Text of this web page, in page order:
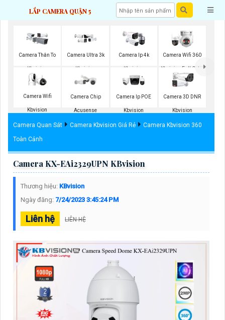
LẮP CAMERA QUẬN 5
Camera Thân To
Kbvision
Camera Ultra 3k
Kbvision
Camera Ip 4k
Kbvision
Camera Wifi 360
Kbvision Full Color
Camera Wifi
Kbvision
Camera Chip
Acusense
Camera Ip POE
Kbvision
Camera 3D DNR
Kbvision
Camera Quan Sát Camera Kbvision Giá Rẻ
Camera Kbvision 360
Toàn Cảnh
Camera KX-EAi2329UPN KBvision
Thương hiệu: KBvision
Ngày đăng: 7/24/2023 3:45:24 PM
Liên hệ LIÊN HỆ